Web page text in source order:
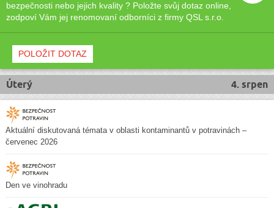
bezpečnosti nebo jejich kvality ? Položte svůj dotaz online,
zodpoví Vám jej renomovaní odborníci z firmy QSL s.r.o.
POLOŽIT DOTAZ
4. srpen
Úterý
Aktuální diskutovaná témata v oblasti kontaminantů v potravinách –
červenec 2026
Den ve vinohradu